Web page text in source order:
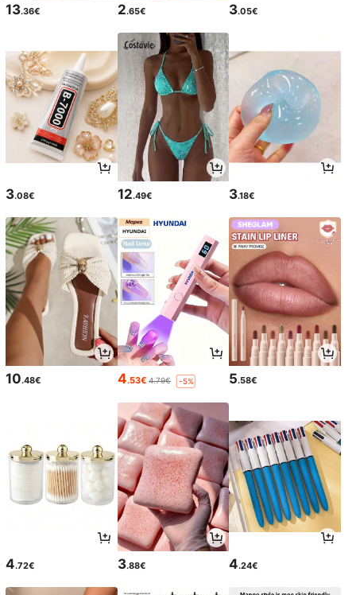
13.36€ 2.65€ 3.05€
3.08€ 12.49€ 3.18€
10.48€ 4.53€ 4.79€ -5% 5.58€
4.72€ 3.88€ 4.24€